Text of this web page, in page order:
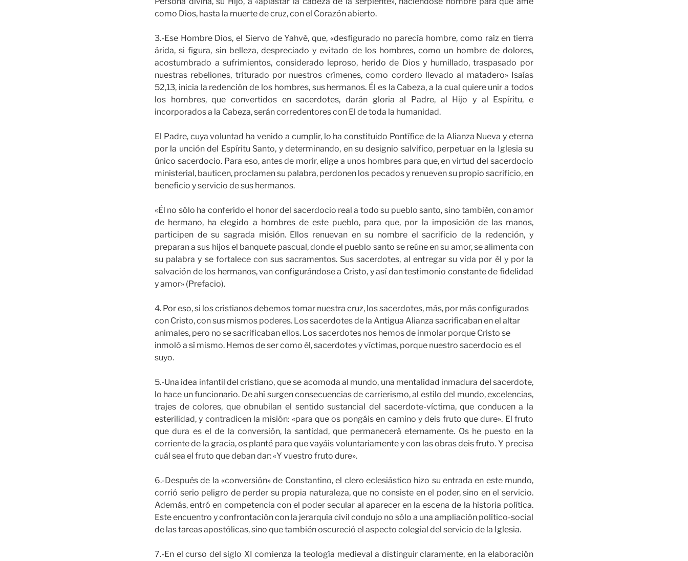
como Dios, hasta la muerte de cruz, con el Corazón abierto.
3.-Ese Hombre Dios, el Siervo de Yahvé, que, «desfigurado no parecía hombre, como raíz en tierra
árida, si figura, sin belleza, despreciado y evitado de los hombres, como un hombre de dolores,
acostumbrado a sufrimientos, considerado leproso, herido de Dios y humillado, traspasado por
nuestras rebeliones, triturado por nuestros crímenes, como cordero llevado al matadero» Isaías
52,13, inicia la redención de los hombres, sus hermanos. Él es la Cabeza, a la cual quiere unir a todos
los hombres, que convertidos en sacerdotes, darán gloria al Padre, al Hijo y al Espíritu, e
incorporados a la Cabeza, serán corredentores con El de toda la humanidad.
El Padre, cuya voluntad ha venido a cumplir, lo ha constituido Pontífice de la Alianza Nueva y eterna
por la unción del Espíritu Santo, y determinando, en su designio salvifico, perpetuar en la Iglesia su
único sacerdocio. Para eso, antes de morir, elige a unos hombres para que, en virtud del sacerdocio
ministerial, bauticen, proclamen su palabra, perdonen los pecados y renueven su propio sacrificio, en
beneficio y servicio de sus hermanos.
«Él no sólo ha conferido el honor del sacerdocio real a todo su pueblo santo, sino también, con amor
de hermano, ha elegido a hombres de este pueblo, para que, por la imposición de las manos,
participen de su sagrada misión. Ellos renuevan en su nombre el sacrificio de la redención, y
preparan a sus hijos el banquete pascual, donde el pueblo santo se reúne en su amor, se alimenta con
su palabra y se fortalece con sus sacramentos. Sus sacerdotes, al entregar su vida por él y por la
salvación de los hermanos, van configurándose a Cristo, y así dan testimonio constante de fidelidad
y amor» (Prefacio).
4. Por eso, si los cristianos debemos tomar nuestra cruz, los sacerdotes, más, por más configurados
con Cristo, con sus mismos poderes. Los sacerdotes de la Antigua Alianza sacrificaban en el altar
animales, pero no se sacrificaban ellos. Los sacerdotes nos hemos de inmolar porque Cristo se
inmoló a sí mismo. Hemos de ser como él, sacerdotes y víctimas, porque nuestro sacerdocio es el
suyo.
5.-Una idea infantil del cristiano, que se acomoda al mundo, una mentalidad inmadura del sacerdote,
lo hace un funcionario. De ahí surgen consecuencias de carrierismo, al estilo del mundo, excelencias,
trajes de colores, que obnubilan el sentido sustancial del sacerdote-víctima, que conducen a la
esterilidad, y contradicen la misión: «para que os pongáis en camino y deis fruto que dure». El fruto
que dura es el de la conversión, la santidad, que permanecerá eternamente. Os he puesto en la
corriente de la gracia, os planté para que vayáis voluntariamente y con las obras deis fruto. Y precisa
cuál sea el fruto que deban dar: «Y vuestro fruto dure».
6.-Después de la «conversión» de Constantino, el clero eclesiástico hizo su entrada en este mundo,
corrió serio peligro de perder su propia naturaleza, que no consiste en el poder, sino en el servicio.
Además, entró en competencia con el poder secular al aparecer en la escena de la historia política.
Este encuentro y confrontación con la jerarquía civil condujo no sólo a una ampliación político-social
de las tareas apostólicas, sino que también oscureció el aspecto colegial del servicio de la Iglesia.
7.-En el curso del siglo XI comienza la teología medieval a distinguir claramente, en la elaboración